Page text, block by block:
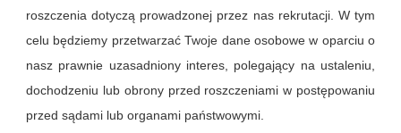
roszczenia dotyczą prowadzonej przez nas rekrutacji. W tym
celu będziemy przetwarzać Twoje dane osobowe w oparciu o
nasz prawnie uzasadniony interes, polegający na ustaleniu,
dochodzeniu lub obrony przed roszczeniami w postępowaniu
przed sądami lub organami państwowymi.